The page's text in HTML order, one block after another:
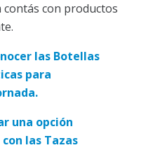
contás con productos
las Botellas
para
una opción
las Tazas